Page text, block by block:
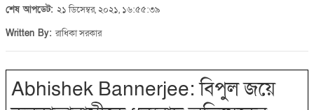
শেষ আপডেট: ২১ ডিসেম্বর, ২০২১, ১৬:৫৫:৩৯
Written By:রাধিকা সরকার
Abhishek Bannerjee: বিপুল জয়ে